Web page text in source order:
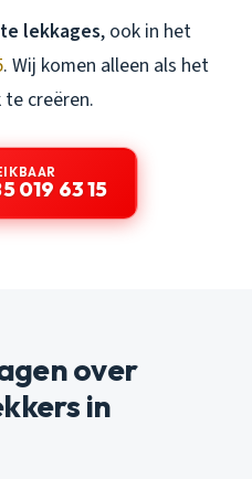
lekkages, ook in het
. Wij komen alleen als het
creëren.
019 63 15
over
in